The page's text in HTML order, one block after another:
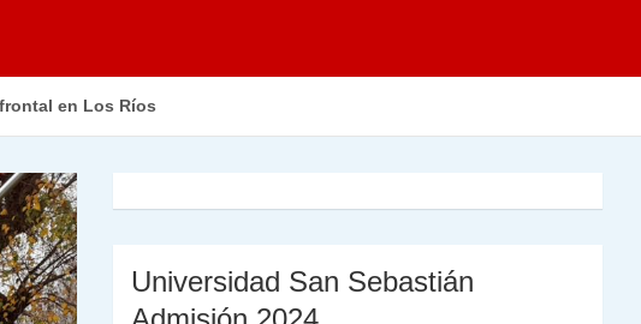
en Los Ríos
Universidad San Sebastián